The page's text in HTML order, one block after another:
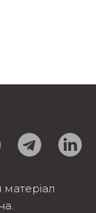
матеріал